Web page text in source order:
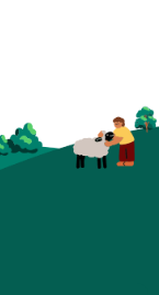
naissent les plus
de soirées simples
ensemble, hors